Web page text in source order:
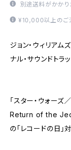
別途送料がかかり
¥10,000以上のご
ジョン・ウィリア
ナル・サウンドトラ
「スター・ウォー
Return of the Jedi)
の「レコードの日」